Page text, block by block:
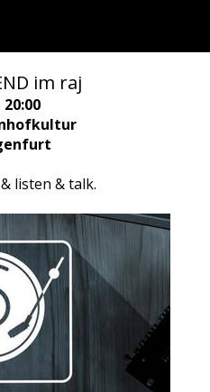
im raj
20:00
listen & talk.